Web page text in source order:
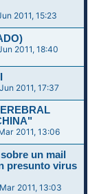
2011, 15:23
2011, 18:40
2011, 17:37
2011, 13:06
un mail
presunto virus
2011, 13:03